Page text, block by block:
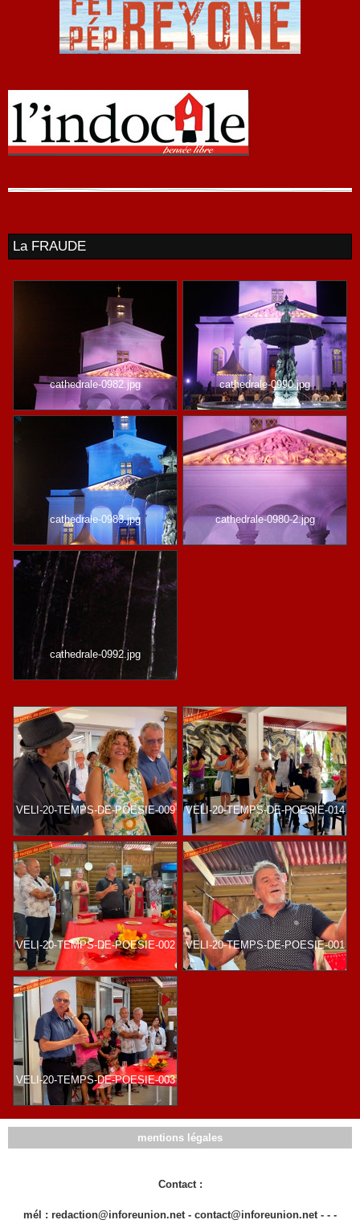
La FRAUDE
cathedrale-0982.jpg cathedrale-0990.jpg
cathedrale-0983.jpg cathedrale-0980-2.jpg
cathedrale-0992.jpg
VELI-20-TEMPS-DE-POESIE-009 VELI-20-TEMPS-DE-POESIE-014
VELI-20-TEMPS-DE-POESIE-002 VELI-20-TEMPS-DE-POESIE-001
VELI-20-TEMPS-DE-POESIE-003
mentions légales
Contact :
mél : redaction@inforeunion.net - contact@inforeunion.net - - -